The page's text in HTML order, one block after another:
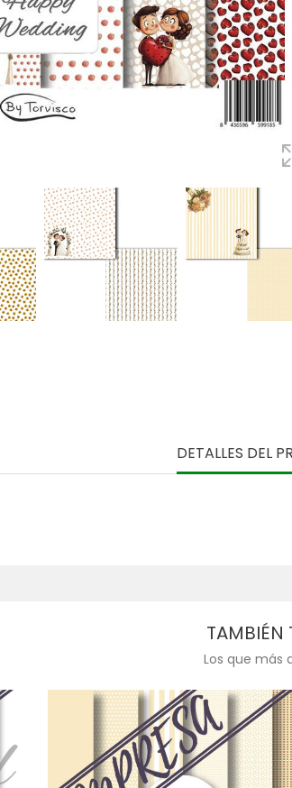
DETALLES DEL
TAMBIÉN
Los que más